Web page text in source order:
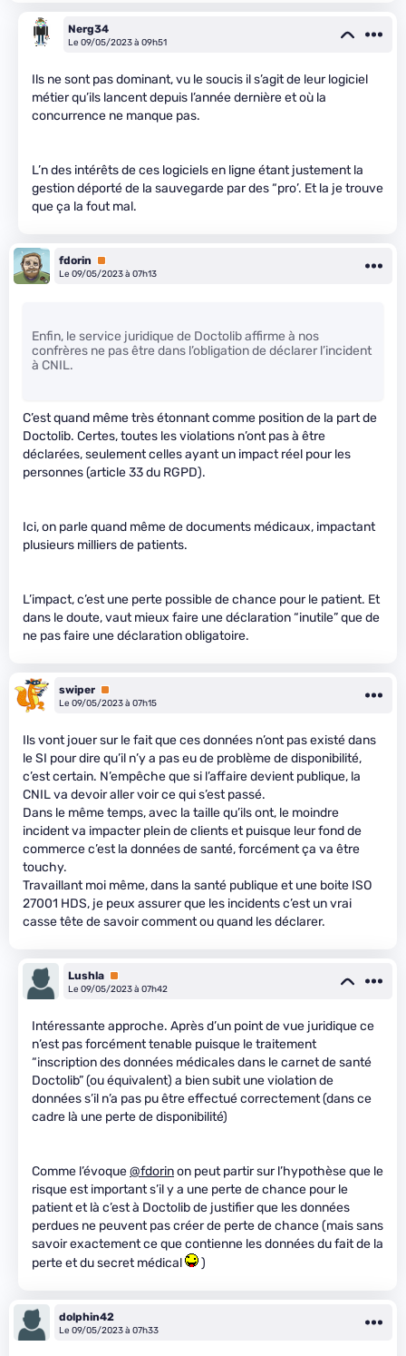
Nerg34
Le 09/05/2023 à 09h51
Ils ne sont pas dominant, vu le soucis il s’agit de leur logiciel
métier qu’ils lancent depuis l’année dernière et où la
concurrence ne manque pas.
L’n des intérêts de ces logiciels en ligne étant justement la
gestion déporté de la sauvegarde par des “pro’. Et la je trouve
que ça la fout mal.
fdorin
Premium
Le 09/05/2023 à 07h13
Enfin, le service juridique de Doctolib affirme à nos
confrères ne pas être dans l’obligation de déclarer l’incident
à CNIL.
C’est quand même très étonnant comme position de la part de
Doctolib. Certes, toutes les violations n’ont pas à être
déclarées, seulement celles ayant un impact réel pour les
personnes (article 33 du RGPD).
Ici, on parle quand même de documents médicaux, impactant
plusieurs milliers de patients.
L’impact, c’est une perte possible de chance pour le patient. Et
dans le doute, vaut mieux faire une déclaration “inutile” que de
ne pas faire une déclaration obligatoire.
swiper Premium
Le 09/05/2023 à 07h15
Ils vont jouer sur le fait que ces données n’ont pas existé dans
le SI pour dire qu’il n’y a pas eu de problème de disponibilité,
c’est certain. N’empêche que si l’affaire devient publique, la
CNIL va devoir aller voir ce qui s’est passé.
Dans le même temps, avec la taille qu’ils ont, le moindre
incident va impacter plein de clients et puisque leur fond de
commerce c’est la données de santé, forcément ça va être
touchy.
Travaillant moi même, dans la santé publique et une boite ISO
27001 HDS, je peux assurer que les incidents c’est un vrai
casse tête de savoir comment ou quand les déclarer.
Lushla Premium
Le 09/05/2023 à 07h42
Intéressante approche. Après d’un point de vue juridique ce
n’est pas forcément tenable puisque le traitement
“inscription des données médicales dans le carnet de santé
Doctolib” (ou équivalent) a bien subit une violation de
données s’il n’a pas pu être effectué correctement (dans ce
cadre là une perte de disponibilité)
Comme l’évoque@fdorinon peut partir sur l’hypothèse que le
risque est important s’il y a une perte de chance pour le
patient et là c’est à Doctolib de justifier que les données
perdues ne peuvent pas créer de perte de chance (mais sans
savoir exactement ce que contienne les données du fait de la
perte et du secret médical
)
dolphin42
Le 09/05/2023 à 07h33